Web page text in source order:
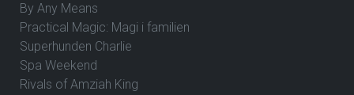
By Any Means
Practical Magic: Magi i familien
Superhunden Charlie
Spa Weekend
Rivals of Amziah King